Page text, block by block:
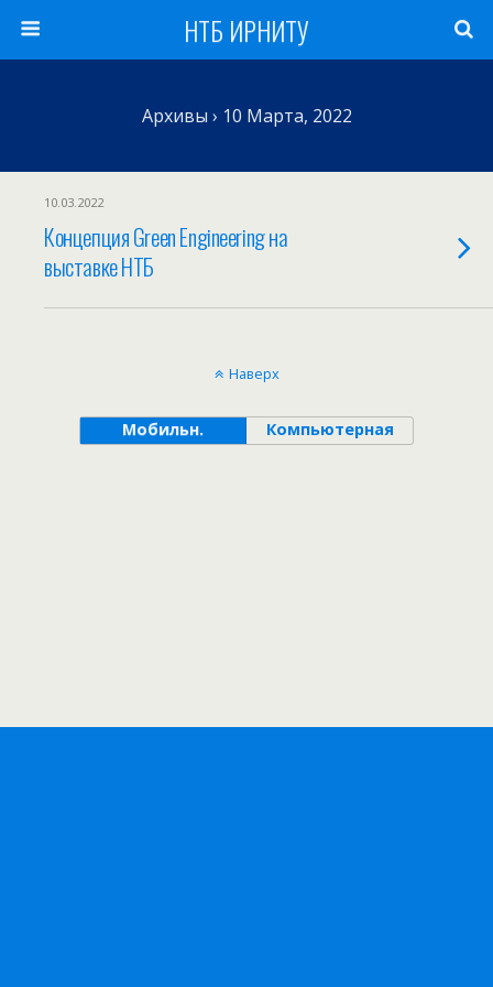
НТБ ИРНИТУ
Архивы › 10 Марта, 2022
10.03.2022
Концепция Green Engineering на
выставке НТБ
Наверх
Мобильн. Компьютерная